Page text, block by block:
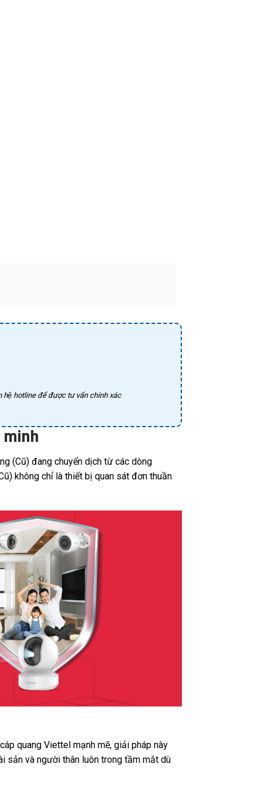
hệ hotline để được tư vấn chính xác
minh
(Cũ) đang chuyển dịch từ các dòng
không chỉ là thiết bị quan sát đơn thuần
quang Viettel mạnh mẽ, giải pháp này
sản và người thân luôn trong tầm mắt dù